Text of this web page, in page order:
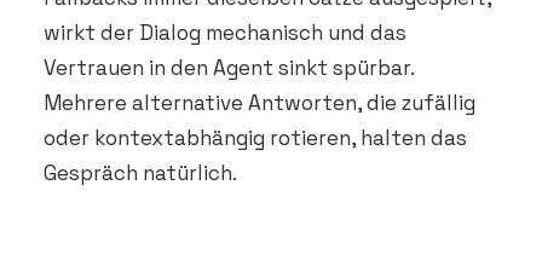
wirkt der Dialog mechanisch und das
Vertrauen in den Agent sinkt spürbar.
Mehrere alternative Antworten, die zufällig
oder kontextabhängig rotieren, halten das
Gespräch natürlich.